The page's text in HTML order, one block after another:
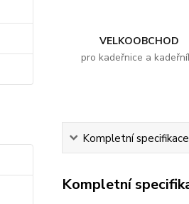
VELKOOBCHOD
pro kadeřnice a
Kompletní specifikace
Kompletní